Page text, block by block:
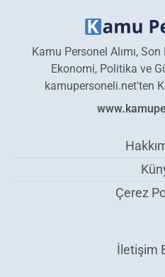
Kamu Personel Alımı,
Ekonomi, Politika ve
kamupersoneli.net'ten
Çerez
İletişim